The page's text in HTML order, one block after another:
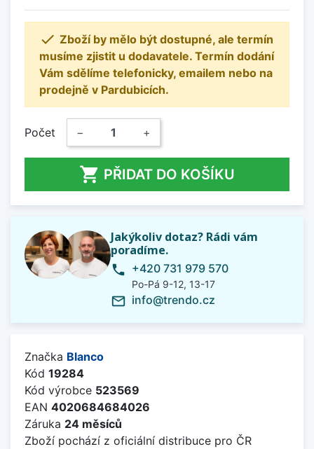
 Zboží by mělo být dostupné, ale termín
musíme zjistit u dodavatele. Termín dodání
Vám sdělíme telefonicky, emailem nebo na
prodejně v Pardubicích.
Počet − +
 PŘIDAT DO KOŠÍKU
Jakýkoliv dotaz? Rádi vám
poradíme.
phone +420 731 979 570
Po-Pá 9-12, 13-17
mail_outline info@trendo.cz
Značka Blanco
Kód 19284
Kód výrobce 523569
EAN 4020684684026
Záruka 24 měsíců
Zboží pochází z oficiální distribuce pro ČR